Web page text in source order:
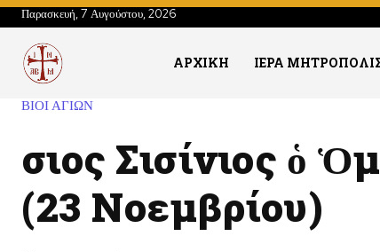
Παρασκευή, 7 Αυγούστου, 2026
ΑΡΧΙΚΗ ΙΕΡΑ
ΒΙΟΙ ΑΓΙΩΝ
Ὅσιος Σισίνιος ὁ
(23 Νοεμβρίου)